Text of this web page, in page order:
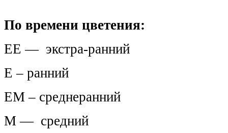
По времени цветения:
ЕЕ — экстра-ранний
Е – ранний
ЕМ – среднеранний
М — средний